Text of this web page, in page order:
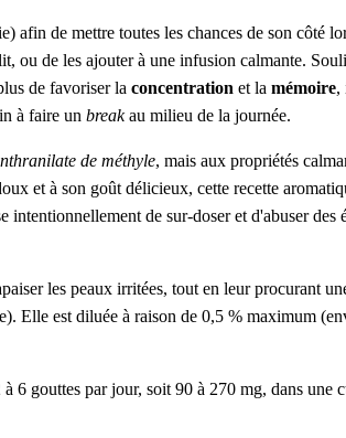
afin de mettre toutes les chances de son côté
de les ajouter à une infusion calmante.
de favoriser la concentration et la mémoire,
à faire un breakau milieu de la journée.
de méthyle, mais aux propriétés
et à son goût délicieux, cette recette
de sur-doser et d'abuser
les peaux irritées, tout en leur procurant
Elle est diluée à raison de 0,5 % maximum
6 gouttes par jour, soit 90 à 270 mg, dans